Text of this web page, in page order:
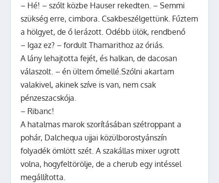
– Hé! – szólt közbe Hauser rekedten. – Semmi
szükség erre, cimbora. Csakbeszélgettünk. Fűztem
a hölgyet, de ő lerázott. Odébb ülök, rendbenő
– Igaz ez? – fordult Thamarithoz az óriás.
A lány lehajtotta fejét, és halkan, de dacosan
válaszolt. – én ültem őmellé.Szólni akartam
valakivel, akinek szíve is van, nem csak
pénzeszacskója.
– Ribanc!
A hatalmas marok szorításában szétroppant a
pohár, Dalchequa ujjai közülborostyánszín
folyadék ömlött szét. A szakállas mixer ugrott
volna, hogyfeltörölje, de a cherub egy intéssel
megállította.